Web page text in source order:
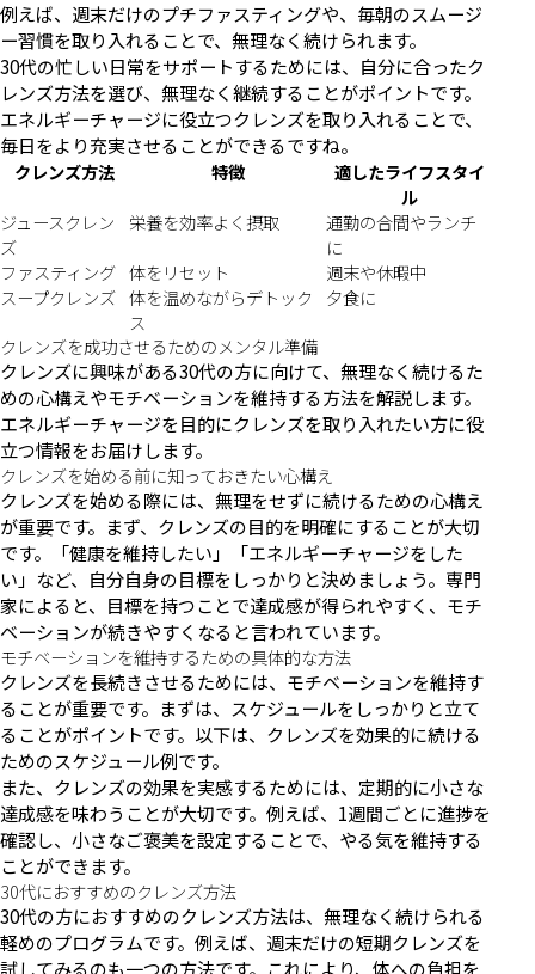
例えば、週末だけのプチファスティングや、毎朝のスムージ
ー習慣を取り入れることで、無理なく続けられます。
30代の忙しい日常をサポートするためには、自分に合ったク
レンズ方法を選び、無理なく継続することがポイントです。
エネルギーチャージに役立つクレンズを取り入れることで、
毎日をより充実させることができるですね。
クレンズ方法
特徴
適したライフスタイ
ル
ジュースクレン
ズ
栄養を効率よく摂取
通勤の合間やランチ
に
ファスティング 体をリセット
週末や休暇中
スープクレンズ 体を温めながらデトック
ス
夕食に
クレンズを成功させるためのメンタル準備
クレンズに興味がある30代の方に向けて、無理なく続けるた
めの心構えやモチベーションを維持する方法を解説します。
エネルギーチャージを目的にクレンズを取り入れたい方に役
立つ情報をお届けします。
クレンズを始める前に知っておきたい心構え
クレンズを始める際には、無理をせずに続けるための心構え
が重要です。まず、クレンズの目的を明確にすることが大切
です。「健康を維持したい」「エネルギーチャージをした
い」など、自分自身の目標をしっかりと決めましょう。専門
家によると、目標を持つことで達成感が得られやすく、モチ
ベーションが続きやすくなると言われています。
モチベーションを維持するための具体的な方法
クレンズを長続きさせるためには、モチベーションを維持す
ることが重要です。まずは、スケジュールをしっかりと立て
ることがポイントです。以下は、クレンズを効果的に続ける
ためのスケジュール例です。
また、クレンズの効果を実感するためには、定期的に小さな
達成感を味わうことが大切です。例えば、1週間ごとに進捗を
確認し、小さなご褒美を設定することで、やる気を維持する
ことができます。
30代におすすめのクレンズ方法
30代の方におすすめのクレンズ方法は、無理なく続けられる
軽めのプログラムです。例えば、週末だけの短期クレンズを
試してみるのも一つの方法です。これにより、体への負担を